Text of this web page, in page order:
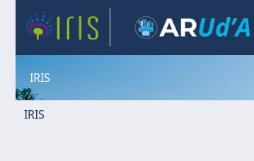
IRIS
IRIS